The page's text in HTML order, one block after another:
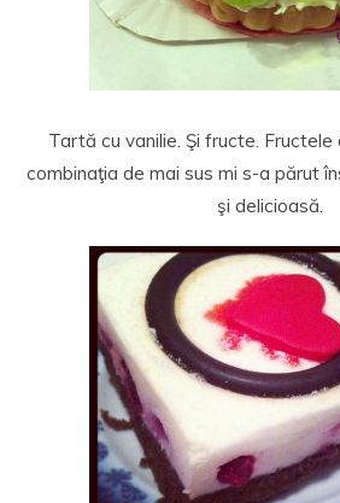
Tartă cu vanilie. Şi fructe. Fructele
combinaţia de mai sus mi s-a părut
şi delicioasă.